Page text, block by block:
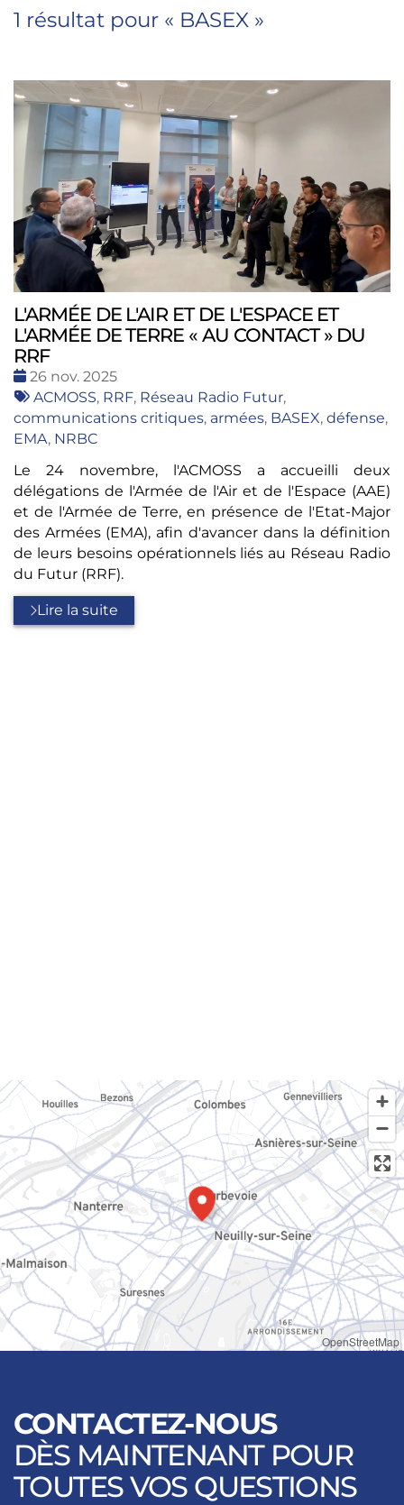
1 résultat pour « BASEX »
L'ARMÉE DE L'AIR ET DE L'ESPACE ET
L'ARMÉE DE TERRE « AU CONTACT » DU
RRF
Date
:
26 nov. 2025
Tags
:
ACMOSS, RRF, Réseau Radio Futur,
communications critiques, armées, BASEX, défense,
EMA, NRBC
Le 24 novembre, l'ACMOSS a accueilli deux
délégations de l'Armée de l'Air et de l'Espace (AAE)
et de l'Armée de Terre, en présence de l'Etat-Major
des Armées (EMA), afin d'avancer dans la définition
de leurs besoins opérationnels liés au Réseau Radio
du Futur (RRF).
Lire la suite
OpenStreetMap
CONTACTEZ-NOUS
DÈS MAINTENANT POUR
TOUTES VOS QUESTIONS